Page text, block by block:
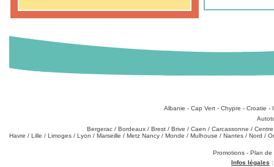
Albanie - Cap Vert- Chypre - Croatie -
Bergerac / Bordeaux / Brest / Brive / Caen / Carcassonne / Centre
Havre / Lille / Limoges / Lyon / Marseille / Metz Nancy / Monde / Mulhouse / Nantes / Nord /
Promotions - Plan
Infos légales